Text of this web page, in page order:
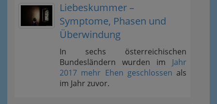
Liebeskummer –
Symptome, Phasen und
Überwindung
In sechs österreichischen
Bundesländern wurden im Jahr
2017 mehr Ehen geschlossen als
im Jahr zuvor.